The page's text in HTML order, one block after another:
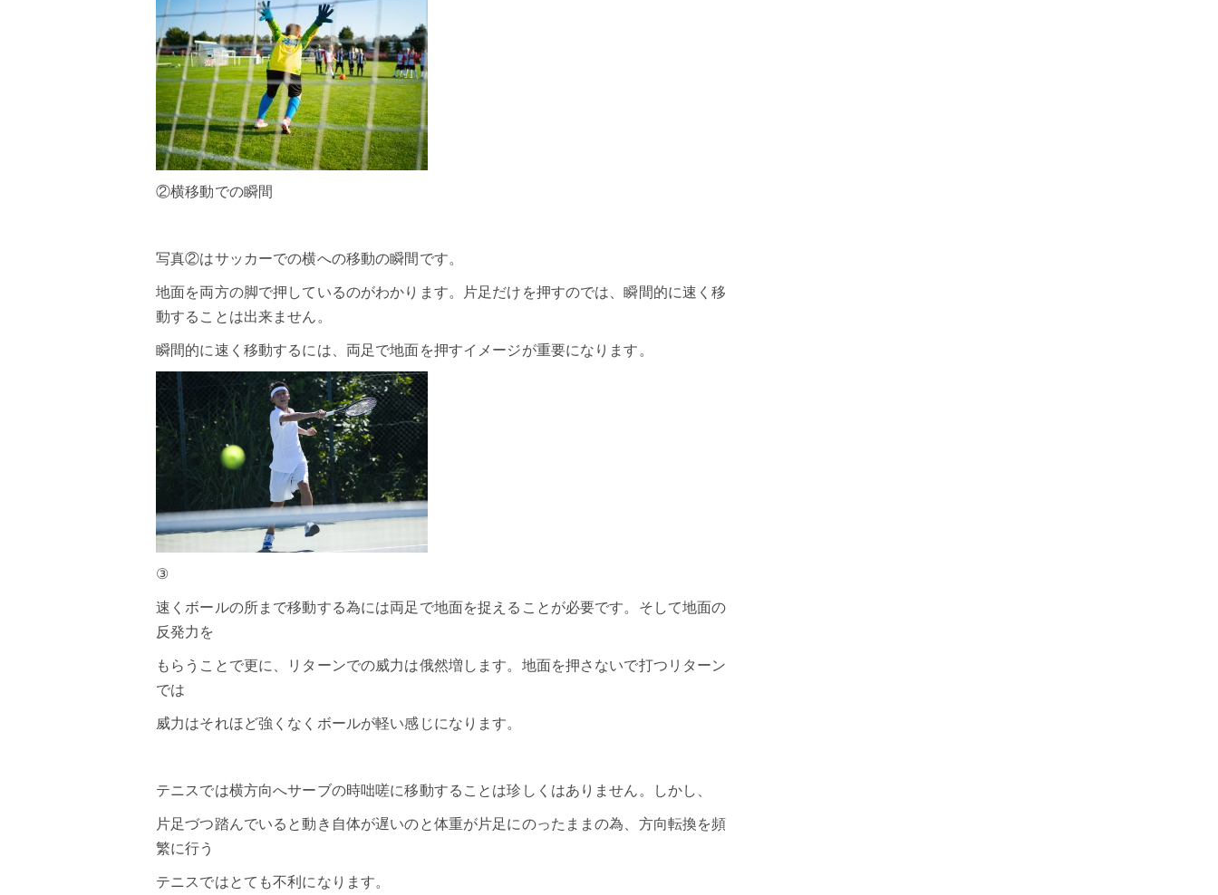
②横移動での瞬間
写真②はサッカーでの横への移動の瞬間です。
地面を両方の脚で押しているのがわかります。片足だけを押すのでは、瞬間的に速く移
動することは出来ません。
瞬間的に速く移動するには、両足で地面を押すイメージが重要になります。
③
速くボールの所まで移動する為には両足で地面を捉えることが必要です。そして地面の
反発力を
もらうことで更に、リターンでの威力は俄然増します。地面を押さないで打つリターン
では
威力はそれほど強くなくボールが軽い感じになります。
テニスでは横方向へサーブの時咄嗟に移動することは珍しくはありません。しかし、
片足づつ踏んでいると動き自体が遅いのと体重が片足にのったままの為、方向転換を頻
繁に行う
テニスではとても不利になります。